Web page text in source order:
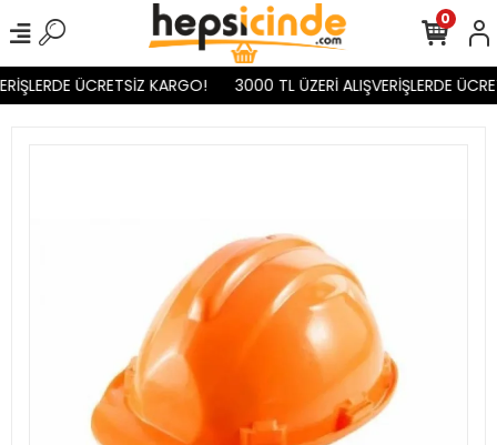
ÜCRETSİZ KARGO! 3000 TL ÜZERİ ALIŞVERİŞLERDE
0